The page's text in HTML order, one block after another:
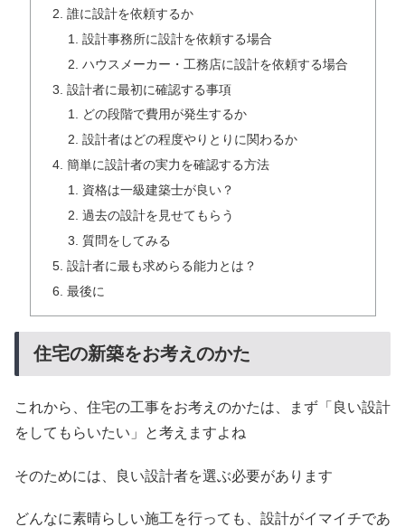
誰に設計を依頼するか
設計事務所に設計を依頼する場合
ハウスメーカー・工務店に設計を依頼する場合
設計者に最初に確認する事項
どの段階で費用が発生するか
設計者はどの程度やりとりに関わるか
簡単に設計者の実力を確認する方法
資格は一級建築士が良い？
過去の設計を見せてもらう
質問をしてみる
設計者に最も求めらる能力とは？
最後に
住宅の新築をお考えのかた
これから、住宅の工事をお考えのかたは、まず「良い設計
をしてもらいたい」と考えますよね
そのためには、良い設計者を選ぶ必要があります
どんなに素晴らしい施工を行っても、設計がイマイチであ